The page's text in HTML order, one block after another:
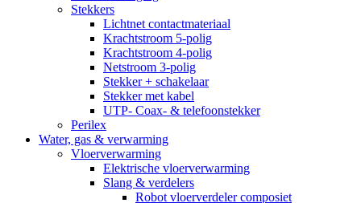
Stekkers
Lichtnet contactmateriaal
Krachtstroom 5-polig
Krachtstroom 4-polig
Netstroom 3-polig
Stekker + schakelaar
Stekker met kabel
UTP- Coax- & telefoonstekker
Perilex
Water, gas & verwarming
Vloerverwarming
Elektrische vloerverwarming
Slang & verdelers
Robot vloerverdeler composiet